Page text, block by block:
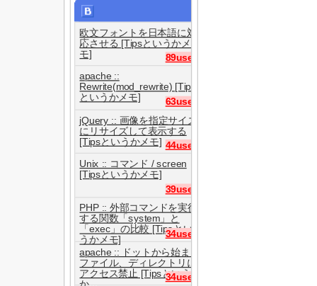
欧文フォントを日本語に対
応させる [Tipsというかメ
モ]
89users
apache ::
Rewrite(mod_rewrite) [Tips
というかメモ]
63users
jQuery :: 画像を指定サイズ
にリサイズして表示する
[Tipsというかメモ] 44users
Unix :: コマンド / screen
[Tipsというかメモ]
39users
PHP :: 外部コマンドを実行
する関数「system」と
「exec」の比較 [Tipsとい
うかメモ]
34users
apache :: ドットから始まる
ファイル、ディレクトリに
アクセス禁止 [Tipsという
か...
34users